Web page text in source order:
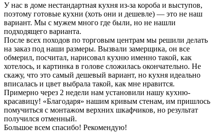
У нас в доме нестандартная кухня из-за короба и выступов,
поэтому готовые кухни (хоть они и дешевле) — это не наш
вариант. Мы с мужем много где были, но не нашли
подходящего варианта.
После всех походов по торговым центрам мы решили делать
на заказ под наши размеры. Вызвали замерщика, он все
обмерил, посчитал, нарисовал кухню именно такой, как
хотелось, и картинка в голове сложилась окончательно. Не
скажу, что это самый дешевый вариант, но кухня идеально
вписалась и цвет выбрала такой, как мне нравится.
Примерно через 2 недели нам установили нашу кухню-
красавицу! «Благодаря» нашим кривым стенам, им пришлось
помучиться с монтажом верхних шкафчиков, но результат
получился отменный.
Большое всем спасибо! Рекомендую!